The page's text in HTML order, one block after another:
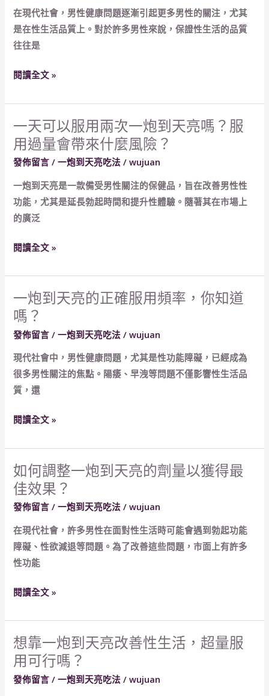
嗎？
應
如
安
用
藥？
在現代社會，男性健康問題逐漸引起更多男性的關注，尤其
是在性生活品質上。對於許多男性來說，保證性生活的品質
往往是
亮
效
果
理
能
否
自
加
量
用？
閱讀全文 »
一天可以服用兩次一炮到天亮嗎？服
用過量會帶來什麼風險？
發佈留言 /一炮到天亮吃法 /wujuan
一炮到天亮是一款備受男性關注的保健品，旨在改善男性性
功能，尤其是延長勃起時間和提升性體驗。隨著其在市場上
的廣泛
一
天
可
服
用
兩
一
亮
嗎？
服
用
過
會
來
什
麼
風
險？
閱讀全文 »
一炮到天亮的正確服用頻率，你知道
嗎？
發佈留言 /一炮到天亮吃法 /wujuan
現代社會中，男性健康問題，尤其是性功能障礙，已經成為
很多男性關注的焦點。陽痿、早洩等問題不僅影響性生活品
質，還
一
炮
到
亮
的
正
服
率，
你
知
道
嗎？
閱讀全文 »
如何調整一炮到天亮的劑量以獲得最
佳效果？
發佈留言 /一炮到天亮吃法 /wujuan
在現代社會，許多男性在面對性生活時可能會遇到勃起功能
障礙、性欲減退等問題。為了改善這些問題，市面上有許多
性功能
如
何
調
一
炮
到
亮
量
以
獲
閱讀全文 »
想靠一炮到天亮改善性生活，超量服
用可行嗎？
發佈留言 /一炮到天亮吃法 /wujuan
想
靠
一